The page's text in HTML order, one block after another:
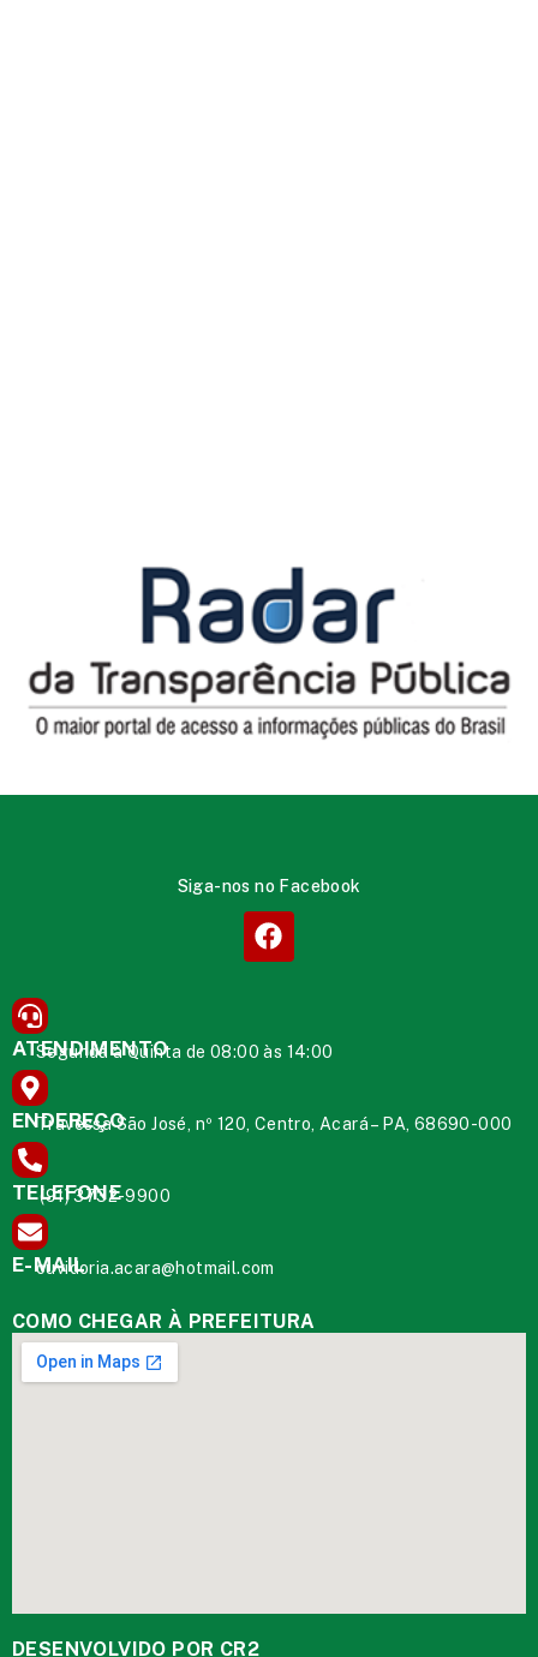
Siga-nos no Facebook
ATENDIMENTO
Segunda à Quinta de 08:00 às 14:00
ENDEREÇO
Travessa São José, nº 120, Centro, Acará – PA, 68690-000
TELEFONE
(91) 3732-9900
E-MAIL
ouvidoria.acara@hotmail.com
COMO CHEGAR À PREFEITURA
DESENVOLVIDO POR CR2